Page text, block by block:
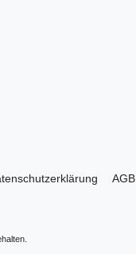
AGB